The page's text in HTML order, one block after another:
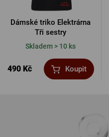
Dámské triko Elektrárna
Tři sestry
Skladem > 10 ks
490 Kč Koupit